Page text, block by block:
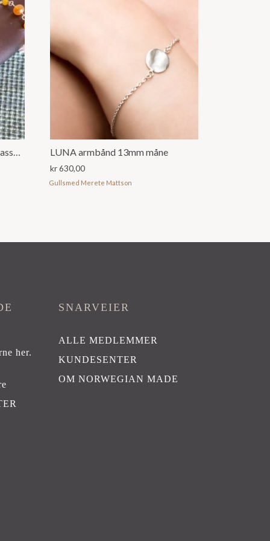
Armbånd med perler og stein, assortert LUNA armbånd 13mm måne
kr630,00
Gullsmed Merete Mattson
her.
SNARVEIER
ALLE MEDLEMMER
KUNDESENTER
OM NORWEGIAN MADE